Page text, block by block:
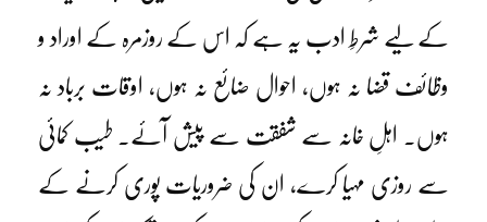
کے لیے شرطِ ادب یہ ہے کہ اس کے روزمرہ کے اوراد و
وظائف قضا نہ ہوں، احوال ضائع نہ ہوں، اوقات برباد نہ
ہوں۔ اہلِ خانہ سے شفقت سے پیش آئے۔ طیب کمائی
سے روزی مہیا کرے، ان کی ضروریات پوری کرنے کے